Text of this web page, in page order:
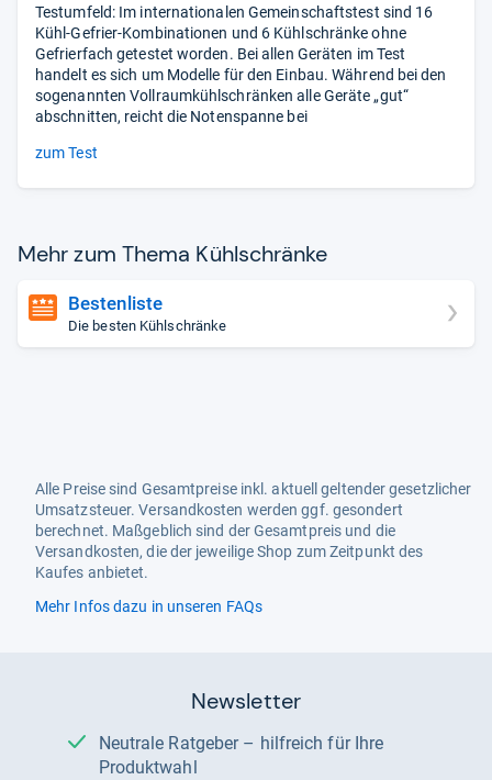
Testumfeld: Im internationalen Gemeinschaftstest sind 16
Kühl-Gefrier-Kombinationen und 6 Kühlschränke ohne
Gefrierfach getestet worden. Bei allen Geräten im Test
handelt es sich um Modelle für den Einbau. Während bei den
sogenannten Vollraumkühlschränken alle Geräte „gut“
abschnitten, reicht die Notenspanne bei
zum Test
Mehr zum Thema Kühl­schränke
Bestenliste
Die besten Kühlschränke
Alle Preise sind Gesamtpreise inkl. aktuell geltender gesetzlicher
Umsatzsteuer. Versandkosten werden ggf. gesondert
berechnet. Maßgeblich sind der Gesamtpreis und die
Versandkosten, die der jeweilige Shop zum Zeitpunkt des
Kaufes anbietet.
Mehr Infos dazu in unseren FAQs
Newsletter
Neutrale Ratgeber – hilfreich für Ihre
Produktwahl